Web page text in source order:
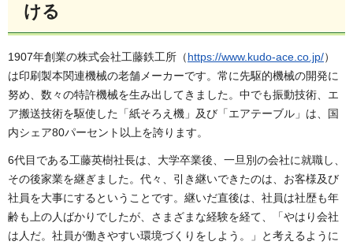
ける
1907年創業の株式会社工藤鉄工所（https://www.kudo-ace.co.jp/）
は印刷製本関連機械の老舗メーカーです。常に先駆的機械の開発に
努め、数々の特許機械を生み出してきました。中でも振動技術、エ
ア搬送技術を駆使した「紙そろえ機」及び「エアテーブル」は、国
内シェア80パーセント以上を誇ります。
6代目である工藤英樹社長は、大学卒業後、一旦別の会社に就職し、
その後家業を継ぎました。代々、引き継いできたのは、お客様及び
社員を大事にするということです。継いだ直後は、社員は社歴も年
齢も上の人ばかりでしたが、さまざまな経験を経て、「やはり会社
は人だ。社員が働きやすい環境づくりをしよう。」と考えるように